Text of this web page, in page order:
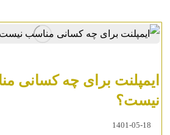
ایمپلنت برای چه کسانی
نیست؟
1401-05-18